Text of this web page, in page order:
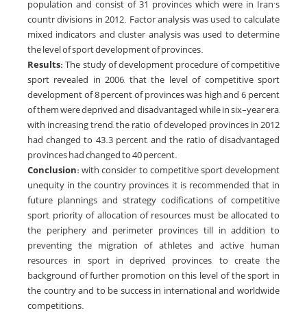
population and consist of 31 provinces which were in Iran’s
countr divisions in 2012. Factor analysis was used to calculate
mixed indicators and cluster analysis was used to determine
the level of sport development of provinces.
Results:The study of development procedure of competitive
sport revealed in 2006, that the level of competitive sport
development of 8 percent of provinces was high and 6 percent
of them were deprived and disadvantaged, while in six-year era,
with increasing trend, the ratio of developed provinces in 2012
had changed to 43.3 percent, and the ratio of disadvantaged
provinces had changed to 40 percent.
Conclusion:with consider to competitive sport development
unequity in the country provinces, it is recommended that in
future plannings and strategy codifications of competitive
sport, priority of allocation of resources must be allocated to
the periphery and perimeter provinces till in addition to
preventing the migration of athletes and active human
resources in sport in deprived provinces, to create the
background of further promotion on this level of the sport in
the country and to be success in international and worldwide
competitions.